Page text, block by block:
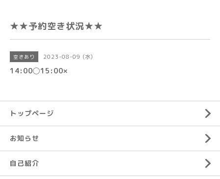
★★予約空き状況★★
空きあり 2023-08-09 (水)
14:00◯15:00×
トップページ
お知らせ
自己紹介